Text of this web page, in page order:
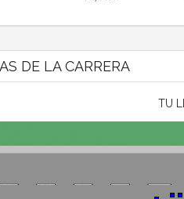
DE LA CARRERA
TU